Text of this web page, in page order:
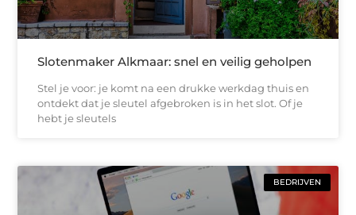
Slotenmaker Alkmaar: snel en veilig geholpen
Stel je voor: je komt na een drukke werkdag thuis en
ontdekt dat je sleutel afgebroken is in het slot. Of je
hebt je sleutels
BEDRIJVEN